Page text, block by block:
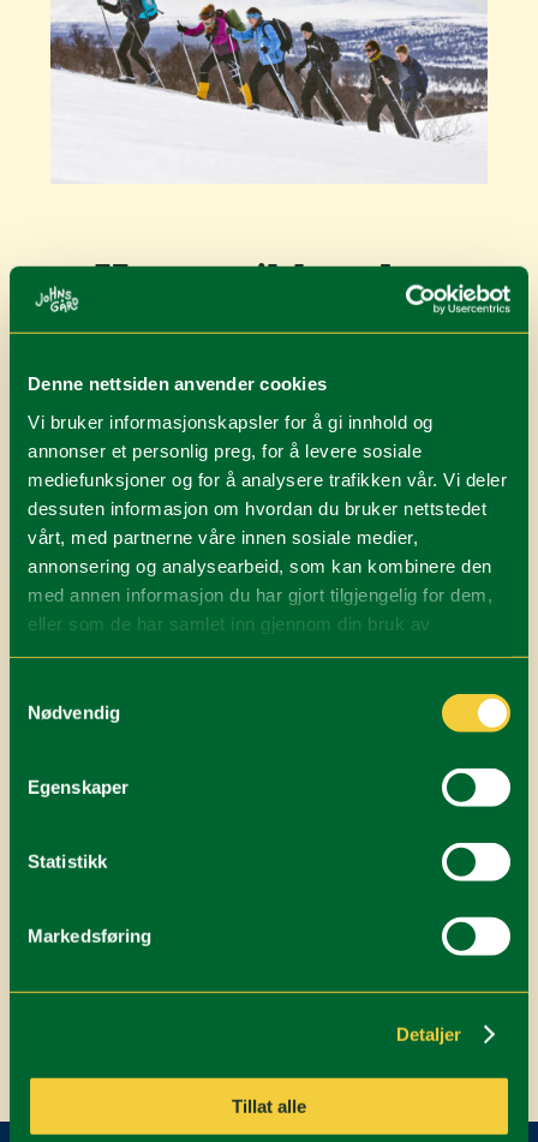
Denne nettsiden anvender cookies
Vi bruker informasjonskapsler for å gi innhold og
annonser et personlig preg, for å levere sosiale
mediefunksjoner og for å analysere trafikken vår. Vi deler
dessuten informasjon om hvordan du bruker nettstedet
vårt, med partnerne våre innen sosiale medier,
annonsering og analysearbeid, som kan kombinere den
med annen informasjon du har gjort tilgjengelig for dem,
eller som de har samlet inn gjennom din bruk av
Nødvendig
Egenskaper
Statistikk
Markedsføring
Detaljer
Tillat alle
2. Kvennvikhøgda
Følg skiløypa over sjøen og ta til venstre i første
punktet. Følg så ryggen sørover mot Kvennvikhøgda.
3. Kinnbua
Heldagstur. Følg skiløypa mot Kvennvikhøda men ta
inn mot vestsiden av Blåklettene og rund rundt i
en åpen bu det er mulig å ta pause i.
holder den i stand er det vippsnr og giroblanketter i
På returen går du opp og imellom Blåklettene. Fin